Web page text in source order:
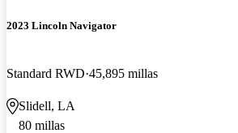
2023 Lincoln Navigator
Standard RWD 45,895 millas
Slidell, LA
80 millas